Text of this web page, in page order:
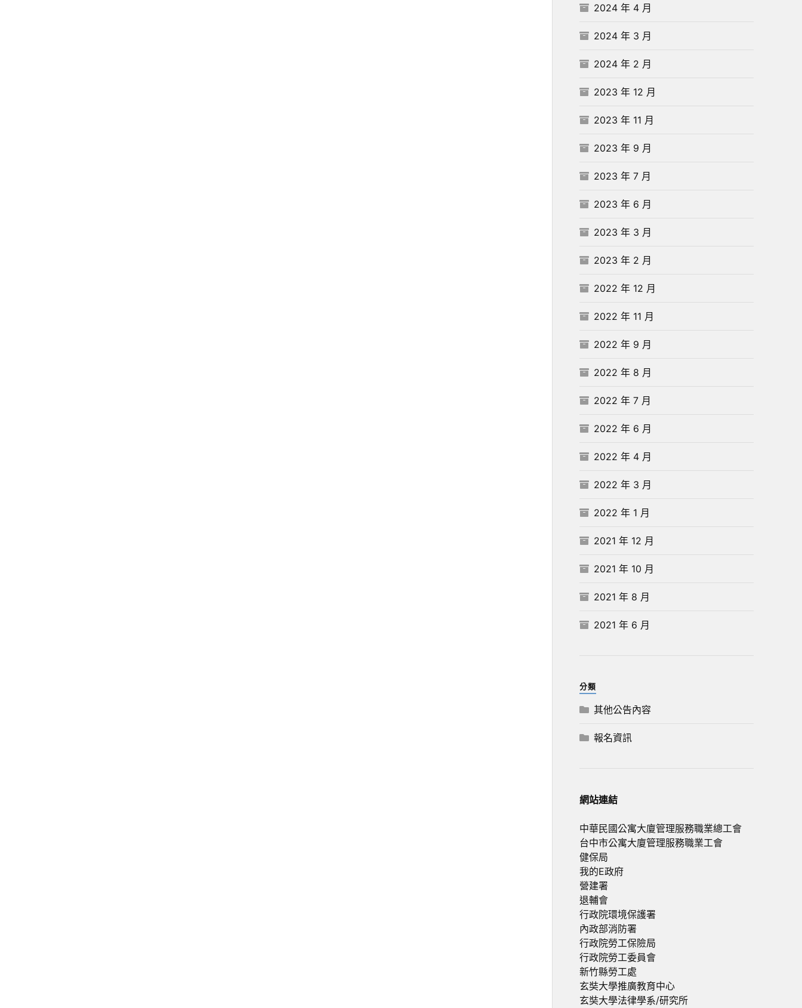
2024 年 4 月
2024 年 3 月
2024 年 2 月
2023 年 12 月
2023 年 11 月
2023 年 9 月
2023 年 7 月
2023 年 6 月
2023 年 3 月
2023 年 2 月
2022 年 12 月
2022 年 11 月
2022 年 9 月
2022 年 8 月
2022 年 7 月
2022 年 6 月
2022 年 4 月
2022 年 3 月
2022 年 1 月
2021 年 12 月
2021 年 10 月
2021 年 8 月
2021 年 6 月
分類
其他公告內容
報名資訊
網站連結
中華民國公寓大廈管理服務職業總工會
台中市公寓大廈管理服務職業工會
健保局
我的E政府
營建署
退輔會
行政院環境保護署
內政部消防署
行政院勞工保險局
行政院勞工委員會
新竹縣勞工處
玄奘大學推廣教育中心
玄奘大學法律學系/研究所